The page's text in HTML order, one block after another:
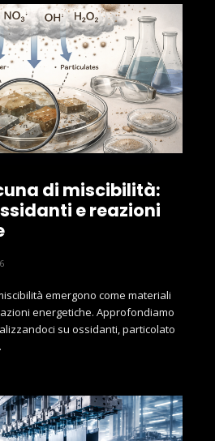
di miscibilità:
e reazioni
emergono come materiali
energetiche. Approfondiamo
su ossidanti, particolato